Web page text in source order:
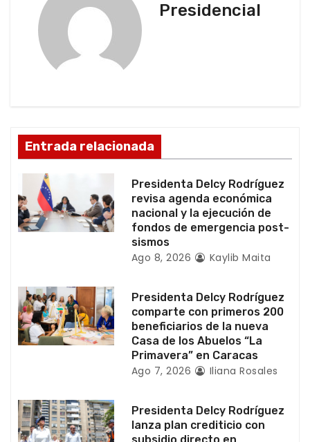
n
d
e
e
t
r
a
a
s
Presidencial
Entrada relacionada
Presidenta Delcy Rodríguez
revisa agenda económica
nacional y la ejecución de
fondos de emergencia post-
sismos
Ago 8, 2026 Kaylib Maita
Presidenta Delcy Rodríguez
comparte con primeros 200
beneficiarios de la nueva
Casa de los Abuelos “La
Primavera” en Caracas
Ago 7, 2026 Iliana Rosales
Presidenta Delcy Rodríguez
lanza plan crediticio con